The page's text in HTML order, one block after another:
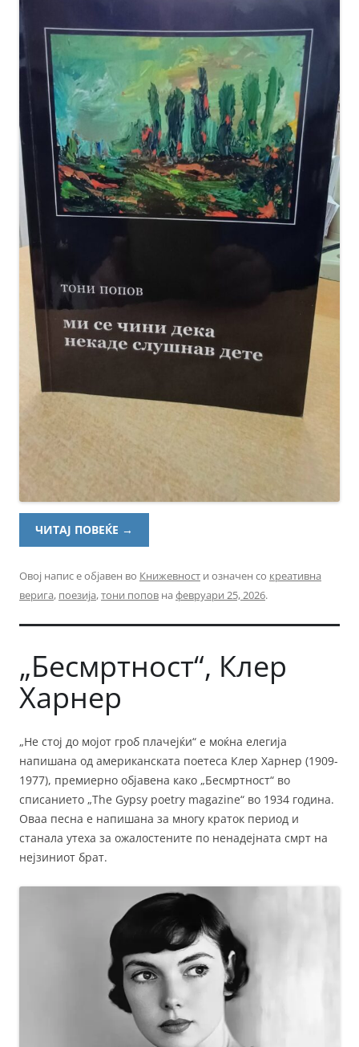
ЧИТАЈ ПОВЕЌЕ →
Овој напис е објавен во Книжевност и означен со креативна
верига, поезија,тони попов на февруари 25, 2026.
„Бесмртност“, Клер
Харнер
„Не стој до мојот гроб плачејќи“ е моќна елегија
напишана од американската поетеса Клер Харнер (1909-
1977), премиерно објавена како „Бесмртност“ во
списанието „The Gypsy poetry magazine“ во 1934 година.
Оваа песна е напишана за многу краток период и
станала утеха за ожалостените по ненадејната смрт на
нејзиниот брат.